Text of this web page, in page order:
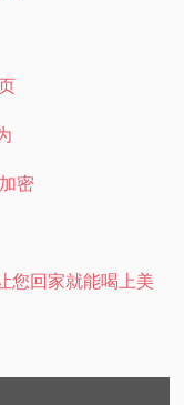
密
您回家就能喝上美